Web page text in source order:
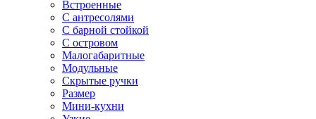
Встроенные
С антресолями
С барной стойкой
С островом
Малогабаритные
Модульные
Скрытые ручки
Размер
Мини-кухни